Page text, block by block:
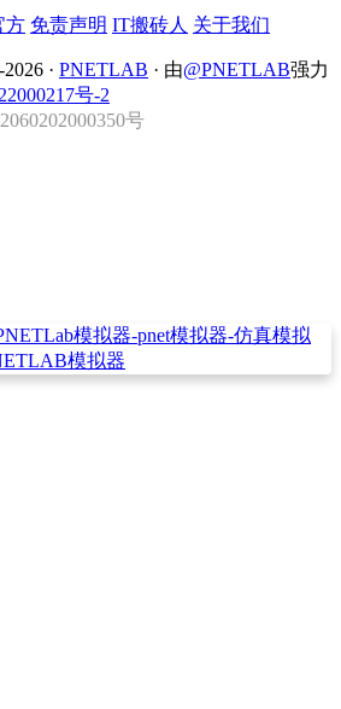
方 免责声明 IT搬砖人 关于我们
· PNETLAB · 由@PNETLAB强力
号-2
号